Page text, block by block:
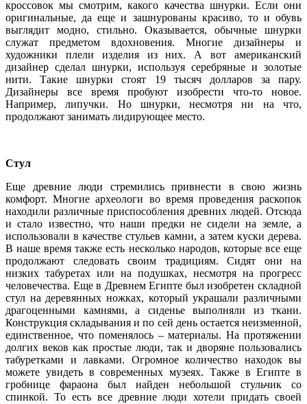
кроссовок мы смотрим, какого качества шнурки. Если они
оригинальные, да еще и зашнурованы красиво, то и обувь
выглядит модно, стильно. Оказывается, обычные шнурки
служат предметом вдохновения. Многие дизайнеры и
художники плели изделия из них. А вот американский
дизайнер сделал шнурки, используя серебряные и золотые
нити. Такие шнурки стоят 19 тысяч долларов за пару.
Дизайнеры все время пробуют изобрести что-то новое.
Например, липучки. Но шнурки, несмотря ни на что,
продолжают занимать лидирующее место.
Стул
Еще древние люди стремились привнести в свою жизнь
комфорт. Многие археологи во время проведения раскопок
находили различные приспособления древних людей. Отсюда
и стало известно, что наши предки не сидели на земле, а
использовали в качестве стульев камни, а затем куски дерева.
В наше время также есть несколько народов, которые все еще
продолжают следовать своим традициям. Сидят они на
низких табуретах или на подушках, несмотря на прогресс
человечества. Еще в Древнем Египте был изобретен складной
стул на деревянных ножках, который украшали различными
драгоценными камнями, а сиденье выполняли из ткани.
Конструкция складывания и по сей день остается неизменной,
единственное, что поменялось – материалы. На протяжении
долгих веков как простые люди, так и дворяне пользовались
табуретками и лавками. Огромное количество находок вы
можете увидеть в современных музеях. Также в Египте в
гробнице фараона был найден небольшой стульчик со
спинкой. То есть все древние люди хотели придать своей